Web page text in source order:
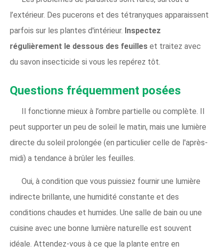
l’extérieur. Des pucerons et des tétranyques apparaissent
parfois sur les plantes d'intérieur. Inspectez
régulièrement le dessous des feuilles et traitez avec
du savon insecticide si vous les repérez tôt.
Questions fréquemment posées
Il fonctionne mieux à l’ombre partielle ou complète. Il
peut supporter un peu de soleil le matin, mais une lumière
directe du soleil prolongée (en particulier celle de l'après-
midi) a tendance à brûler les feuilles.
Oui, à condition que vous puissiez fournir une lumière
indirecte brillante, une humidité constante et des
conditions chaudes et humides. Une salle de bain ou une
cuisine avec une bonne lumière naturelle est souvent
idéale. Attendez-vous à ce que la plante entre en